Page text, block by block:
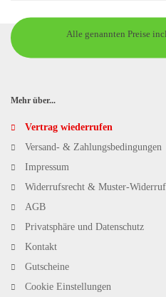
Alle genannten Preise
Mehr über...
Vertrag wiederrufen
Versand- & Zahlungsbedingungen
Impressum
Widerrufsrecht & Muster-
AGB
Privatsphäre und Datenschutz
Kontakt
Gutscheine
Cookie Einstellungen